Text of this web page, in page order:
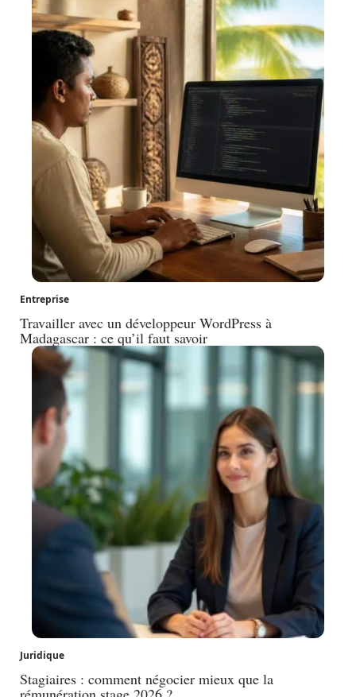
Entreprise
Travailler avec un développeur WordPress à
Madagascar : ce qu’il faut savoir
Juridique
Stagiaires : comment négocier mieux que la